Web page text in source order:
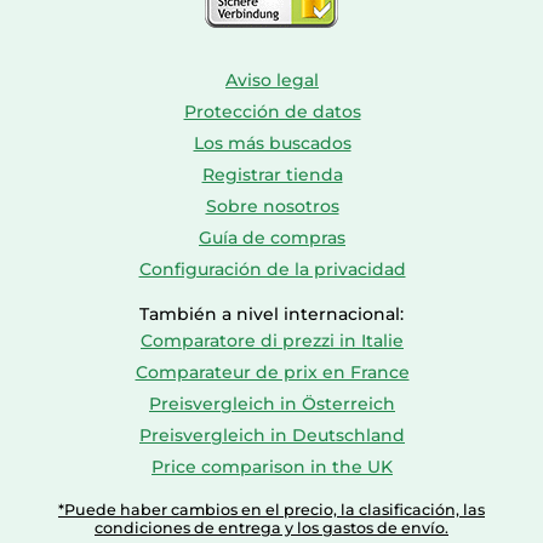
Aviso legal
Protección de datos
Los más buscados
Registrar tienda
Sobre nosotros
Guía de compras
Configuración de la privacidad
También a nivel internacional:
Comparatore di prezzi in Italie
Comparateur de prix en France
Preisvergleich in Österreich
Preisvergleich in Deutschland
Price comparison in the UK
*Puede haber cambios en el precio, la clasificación, las
condiciones de entrega y los gastos de envío.